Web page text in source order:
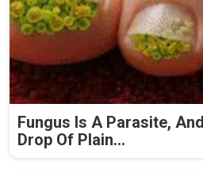
Fungus Is A Parasite,
Drop Of Plain...